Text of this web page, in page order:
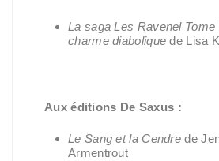
La saga Les Ravenel Tome
charme diabolique de Lisa
Aux éditions De Saxus :
Le Sang et la Cendre de
Armentrout